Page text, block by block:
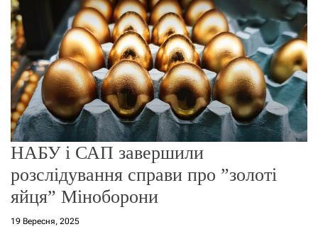
р
е
и
м
у
НАБУ і САП завершили
розслідування справи про ”золоті
яйця” Міноборони
19 Вересня, 2025